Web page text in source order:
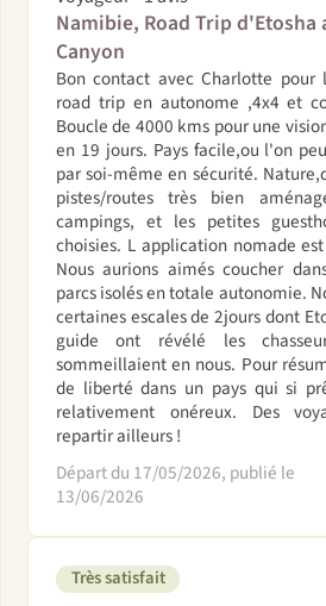
Namibie, Road Trip d'Etosha
Canyon
Bon contact avec Charlotte
road trip en autonome ,4x4 et
Boucle de 4000 kms pour une
en 19 jours. Pays facile,ou l'on
par soi-même en sécurité.
pistes/routes très bien
campings, et les petites
choisies. L application nomade
Nous aurions aimés coucher
parcs isolés en totale autonomie.
certaines escales de 2jours dont
guide ont révélé les
sommeillaient en nous. Pour
de liberté dans un pays qui si
relativement onéreux. Des
repartir ailleurs !
Départ du 17/05/2026, publié le
13/06/2026
Très satisfait